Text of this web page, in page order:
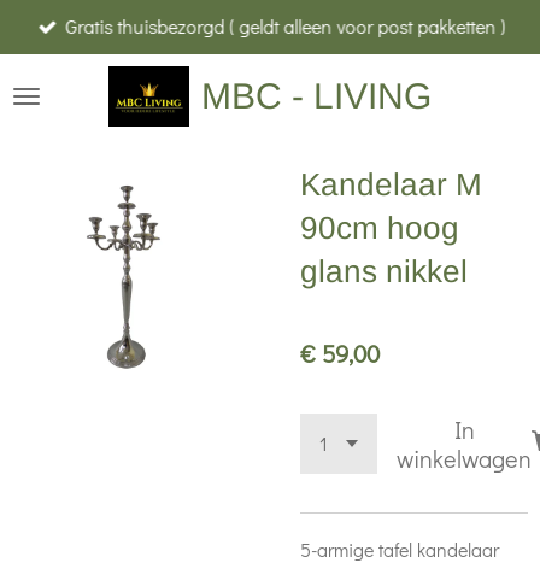
direct
naar
MBC - LIVING
Gratis thuisbezorgd ( geldt alleen voor post pakketten )
Kandelaar M
90cm hoog
glans nikkel
€ 59,00
In
winkelwagen
5-armige tafel kandelaar